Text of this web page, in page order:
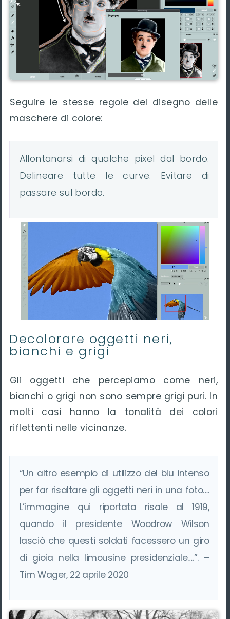
Seguire le stesse regole del disegno delle
maschere di colore:
Allontanarsi di qualche pixel dal bordo.
Delineare tutte le curve. Evitare di
passare sul bordo.
Decolorare oggetti neri,
bianchi e grigi
Gli oggetti che percepiamo come neri,
bianchi o grigi non sono sempre grigi puri. In
molti casi hanno la tonalità dei colori
riflettenti nelle vicinanze.
“Un altro esempio di utilizzo del blu intenso
per far risaltare gli oggetti neri in una foto….
L’immagine qui riportata risale al 1919,
quando il presidente Woodrow Wilson
lasciò che questi soldati facessero un giro
di gioia nella limousine presidenziale….”. –
Tim Wager, 22 aprile 2020